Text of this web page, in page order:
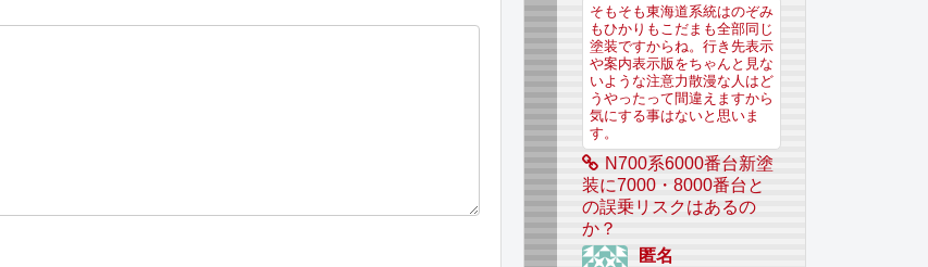
そもそも東海道系統はのぞみ
もひかりもこだまも全部同じ
塗装ですからね。行き先表示
や案内表示版をちゃんと見な
いような注意力散漫な人はど
うやったって間違えますから
気にする事はないと思いま
す。
N700系6000番台新塗
装に7000・8000番台と
の誤乗リスクはあるの
か？
匿名